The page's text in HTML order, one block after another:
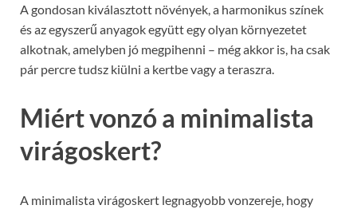
A gondosan kiválasztott növények, a harmonikus színek
és az egyszerű anyagok együtt egy olyan környezetet
alkotnak, amelyben jó megpihenni – még akkor is, ha csak
pár percre tudsz kiülni a kertbe vagy a teraszra.
Miért vonzó a minimalista
virágoskert?
A minimalista virágoskert legnagyobb vonzereje, hogy